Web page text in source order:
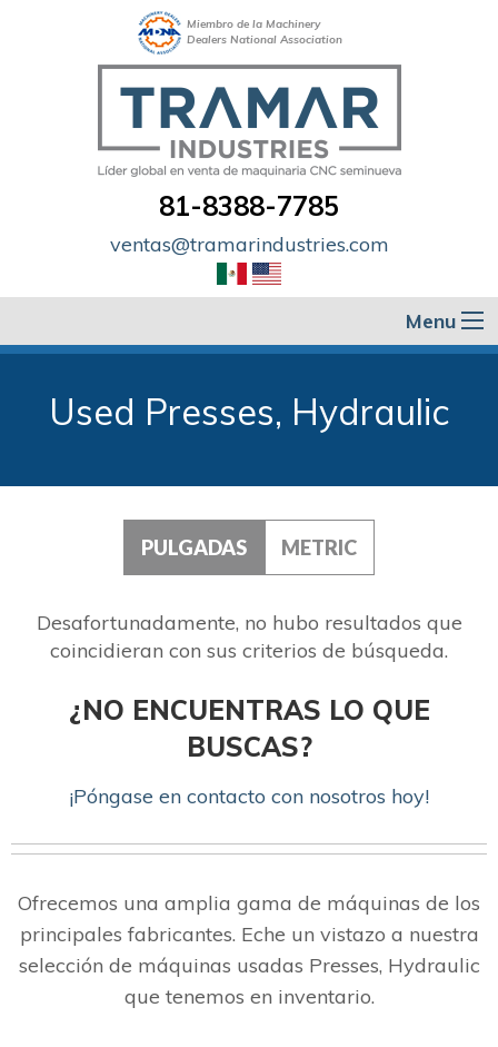
Miembro de la Machinery
Dealers National Association
81-8388-7785
ventas@tramarindustries.com
Menu
Used Presses, Hydraulic
PULGADAS METRIC
Desafortunadamente, no hubo resultados que
coincidieran con sus criterios de búsqueda.
¿NO ENCUENTRAS LO QUE
BUSCAS?
¡Póngase en contacto con nosotros hoy!
Ofrecemos una amplia gama de máquinas de los
principales fabricantes. Eche un vistazo a nuestra
selección de máquinas usadas Presses, Hydraulic
que tenemos en inventario.